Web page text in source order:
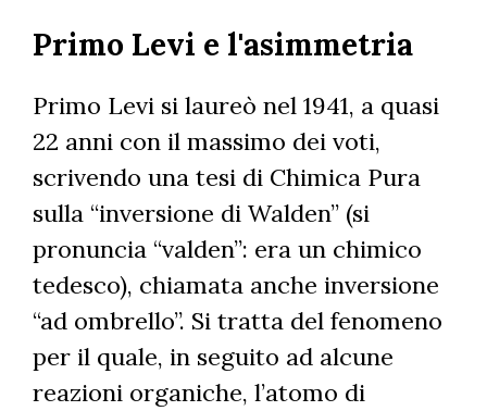
Primo Levi e l'asimmetria
Primo Levi si laureò nel 1941, a quasi
22 anni con il massimo dei voti,
scrivendo una tesi di Chimica Pura
sulla “inversione di Walden” (si
pronuncia “valden”: era un chimico
tedesco), chiamata anche inversione
“ad ombrello”. Si tratta del fenomeno
per il quale, in seguito ad alcune
reazioni organiche, l’atomo di